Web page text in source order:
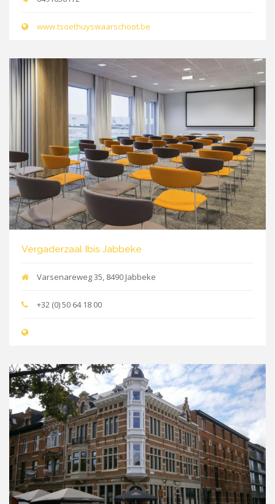
www.tsoethuyswaarschoot.be
Vergaderzaal Ibis Jabbeke
Varsenareweg 35, 8490 Jabbeke
+32 (0) 50 64 18 00